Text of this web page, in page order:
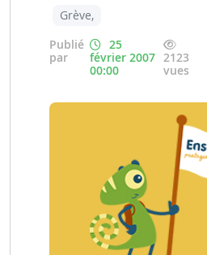
Grève,
Publié
par
25
février 2007
00:00
2123
vues